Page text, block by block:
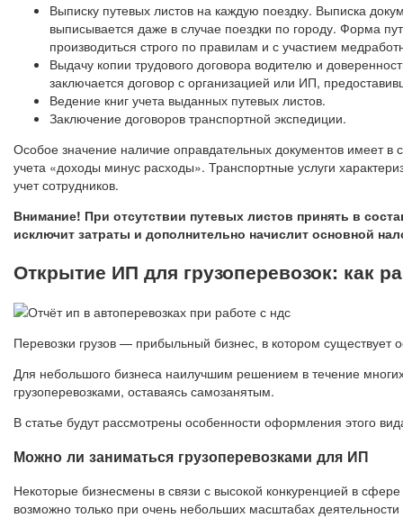
Выписку путевых листов на каждую поездку. Выписка
выписывается даже в случае поездки по городу. Форма
производиться строго по правилам и с участием
Выдачу копии трудового договора водителю и
заключается договор с организацией или ИП,
Ведение книг учета выданных путевых листов.
Заключение договоров транспортной экспедиции.
Особое значение наличие оправдательных документов имеет
учета «доходы минус расходы». Транспортные услуги
учет сотрудников.
Внимание! При отсутствии путевых листов принять в
исключит затраты и дополнительно начислит основной
Открытие ИП для грузоперевозок: как
Перевозки грузов — прибыльный бизнес, в котором
Для небольшого бизнеса наилучшим решением в течение
грузоперевозками, оставаясь самозанятым.
В статье будут рассмотрены особенности оформления этого
Можно ли заниматься грузоперевозками для ИП
Некоторые бизнесмены в связи с высокой конкуренцией в
возможно только при очень небольших масштабах